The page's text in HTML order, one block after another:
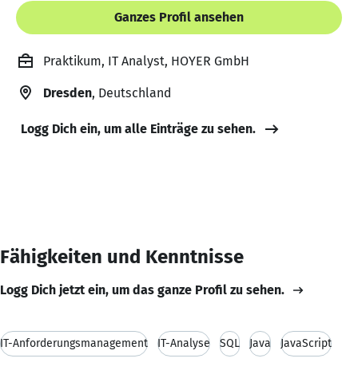
Ganzes Profil ansehen
Praktikum, IT Analyst, HOYER GmbH
Dresden, Deutschland
Logg Dich ein, um alle Einträge zu sehen.
Fähigkeiten und Kenntnisse
Logg Dich jetzt ein, um das ganze Profil zu sehen.
IT-Anforderungsmanagement IT-Analyse SQL Java JavaScript